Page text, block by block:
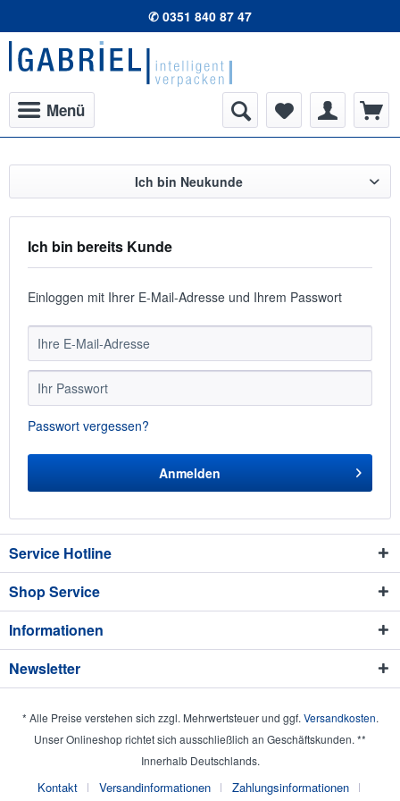
✆ 0351 840 87 47
Menü
Ich bin Neukunde
Ich bin bereits Kunde
Einloggen mit Ihrer E-Mail-Adresse und Ihrem Passwort
Passwort vergessen?
Anmelden
Service Hotline
Shop Service
Informationen
Newsletter
* Alle Preise verstehen sich zzgl. Mehrwertsteuer und ggf. Versandkosten.
Unser Onlineshop richtet sich ausschließlich an Geschäftskunden. **
Innerhalb Deutschlands.
Kontakt Versandinformationen Zahlungsinformationen